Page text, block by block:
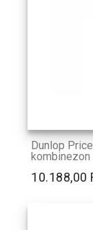
Dunlop
kombinezon
10.188,00